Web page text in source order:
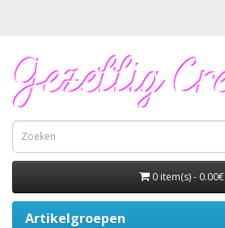
0 item(s) - 0.00€
Artikelgroepen